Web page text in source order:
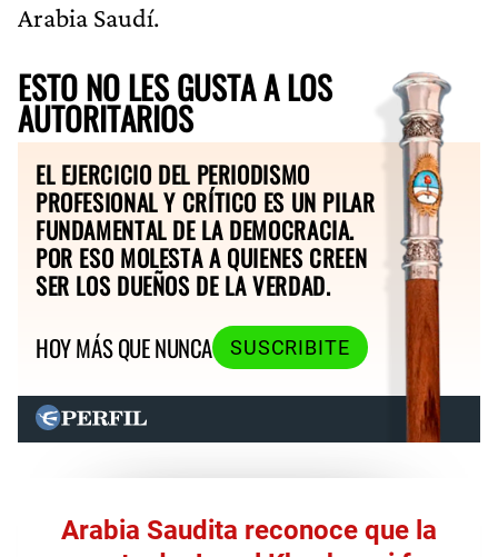
Arabia Saudí.
ESTO NO LES GUSTA A LOS
AUTORITARIOS
EL EJERCICIO DEL PERIODISMO
PROFESIONAL Y CRÍTICO ES UN PILAR
FUNDAMENTAL DE LA DEMOCRACIA.
POR ESO MOLESTA A QUIENES CREEN
SER LOS DUEÑOS DE LA VERDAD.
HOY MÁS QUE NUNCA
SUSCRIBITE
Arabia Saudita reconoce que la